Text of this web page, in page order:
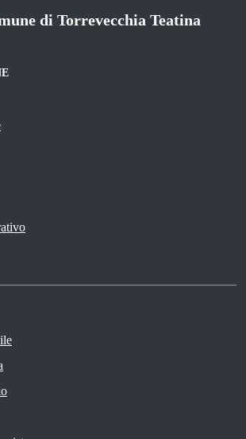
di Torrevecchia Teatina